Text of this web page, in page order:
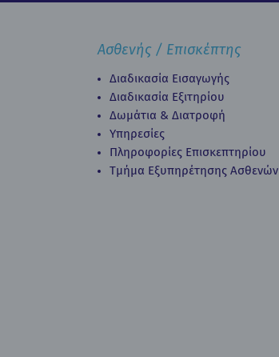
Ασθενής / Επισκέπτης
Διαδικασία Εισαγωγής
Διαδικασία Eξιτηρίου
Δωμάτια & Διατροφή
Υπηρεσίες
Πληροφορίες Επισκεπτηρίου
Τμήμα Εξυπηρέτησης Ασθενών